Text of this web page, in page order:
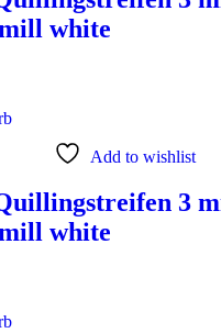
white
Add to wishlist
3
white